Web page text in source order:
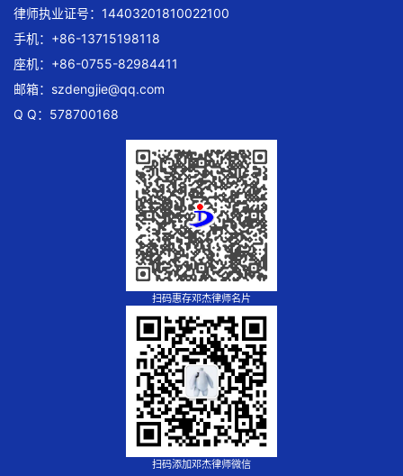
律师执业证号：14403201810022100
手机：+86-13715198118
座机：+86-0755-82984411
邮箱： szdengjie@qq.com
Q Q：578700168
扫码惠存邓杰律师名片
扫码添加邓杰律师微信